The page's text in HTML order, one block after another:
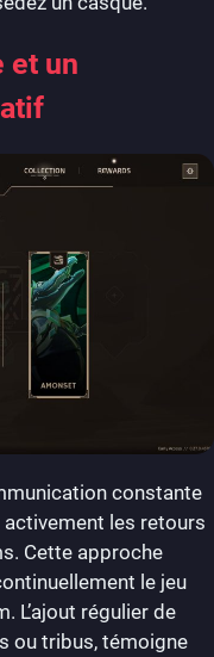
et un
constante
activement les retours
Cette approche
le jeu
L’ajout régulier de
ou tribus, témoigne